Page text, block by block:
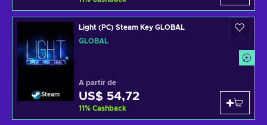
Steam
Light (PC) Steam Key GLOBAL
GLOBAL
A partir de
US$ 54,72
11% Cashback